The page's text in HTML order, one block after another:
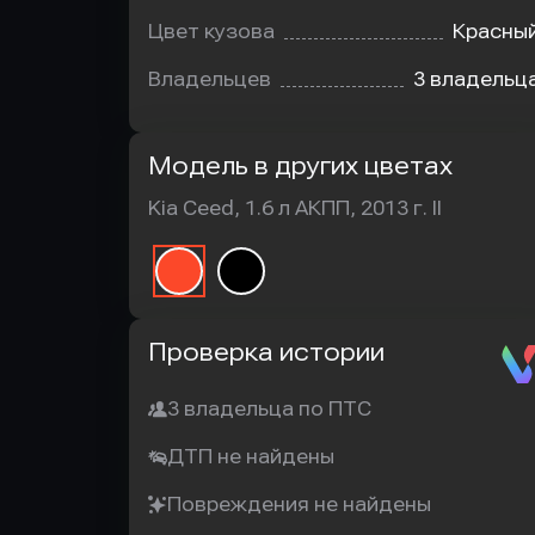
Цвет кузова
Владельцев 3
Модель в других цветах
Kia Ceed, 1.6 л АКПП, 2013 г. II
Проверка истории
3 владельца по ПТС
ДТП не найдены
Повреждения не найдены